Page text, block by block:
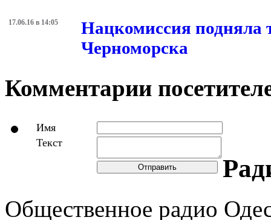
17.06.16 в 14:05
Нацкомиссия
Черноморска
Комментарии
Имя
Текст
Отправить
Общественное радио